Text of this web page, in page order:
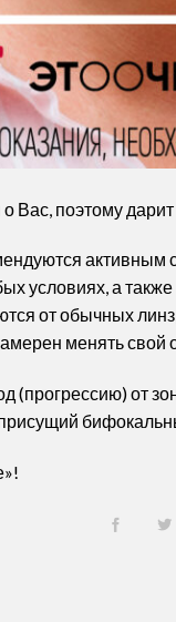
Вас, поэтому
активным
условиях, а
от обычных
менять свой
(прогрессию) от